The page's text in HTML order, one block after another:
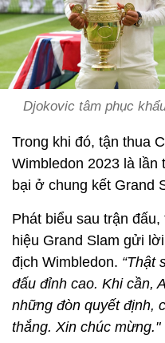
Djokovic tâm phục
Trong khi đó, tận thua
Wimbledon 2023 là lần
bại ở chung kết Grand
Phát biểu sau trận
hiệu Grand Slam gửi
địch Wimbledon. “Thật
đấu đỉnh cao. Khi cần,
những đòn quyết định,
thắng. Xin chúc mừng."